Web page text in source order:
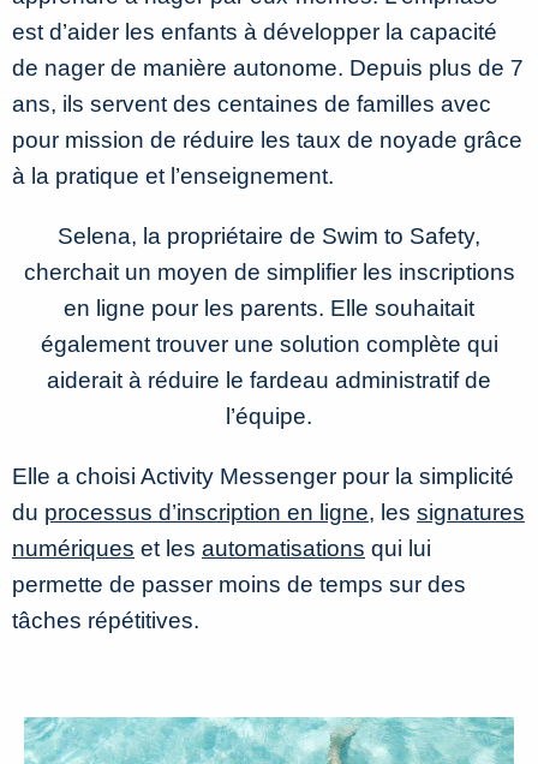
est d’aider les enfants à développer la capacité
de nager de manière autonome. Depuis plus de 7
ans, ils servent des centaines de familles avec
pour mission de réduire les taux de noyade grâce
à la pratique et l’enseignement.
Selena, la propriétaire de Swim to Safety,
cherchait un moyen de simplifier les inscriptions
en ligne pour les parents. Elle souhaitait
également trouver une solution complète qui
aiderait à réduire le fardeau administratif de
l’équipe.
Elle a choisi Activity Messenger pour la simplicité
du processus d’inscription en ligne, les signatures
numériques et les automatisations qui lui
permette de passer moins de temps sur des
tâches répétitives.